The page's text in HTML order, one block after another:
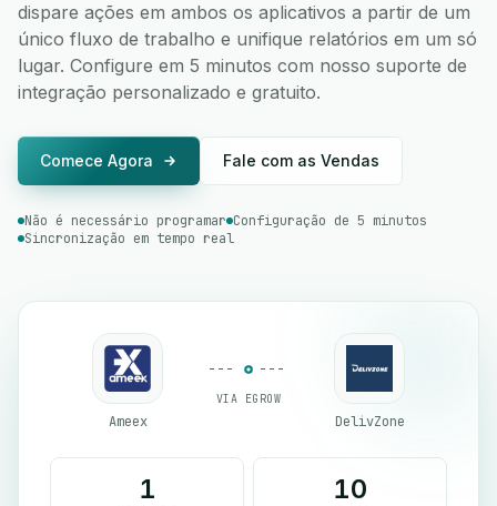
dispare ações em ambos os aplicativos a partir de um
único fluxo de trabalho e unifique relatórios em um só
lugar. Configure em 5 minutos com nosso suporte de
integração personalizado e gratuito.
Comece Agora Fale com as Vendas
Não é necessário programar Configuração de 5 minutos
Sincronização em tempo real
Ameex
VIA EGROW
DelivZone
1 10